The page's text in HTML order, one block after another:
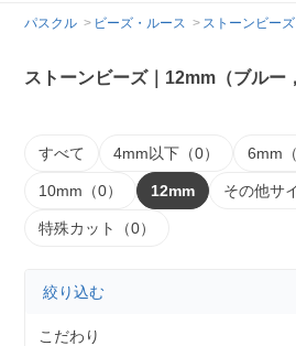
パスクル ビーズ・ルース ストーンビーズ
ストーンビーズ｜12mm（ブルー
すべて 4mm以下（0） 6mm（
10mm（0） 12mm その他サ
特殊カット（0）
絞り込む
こだわり